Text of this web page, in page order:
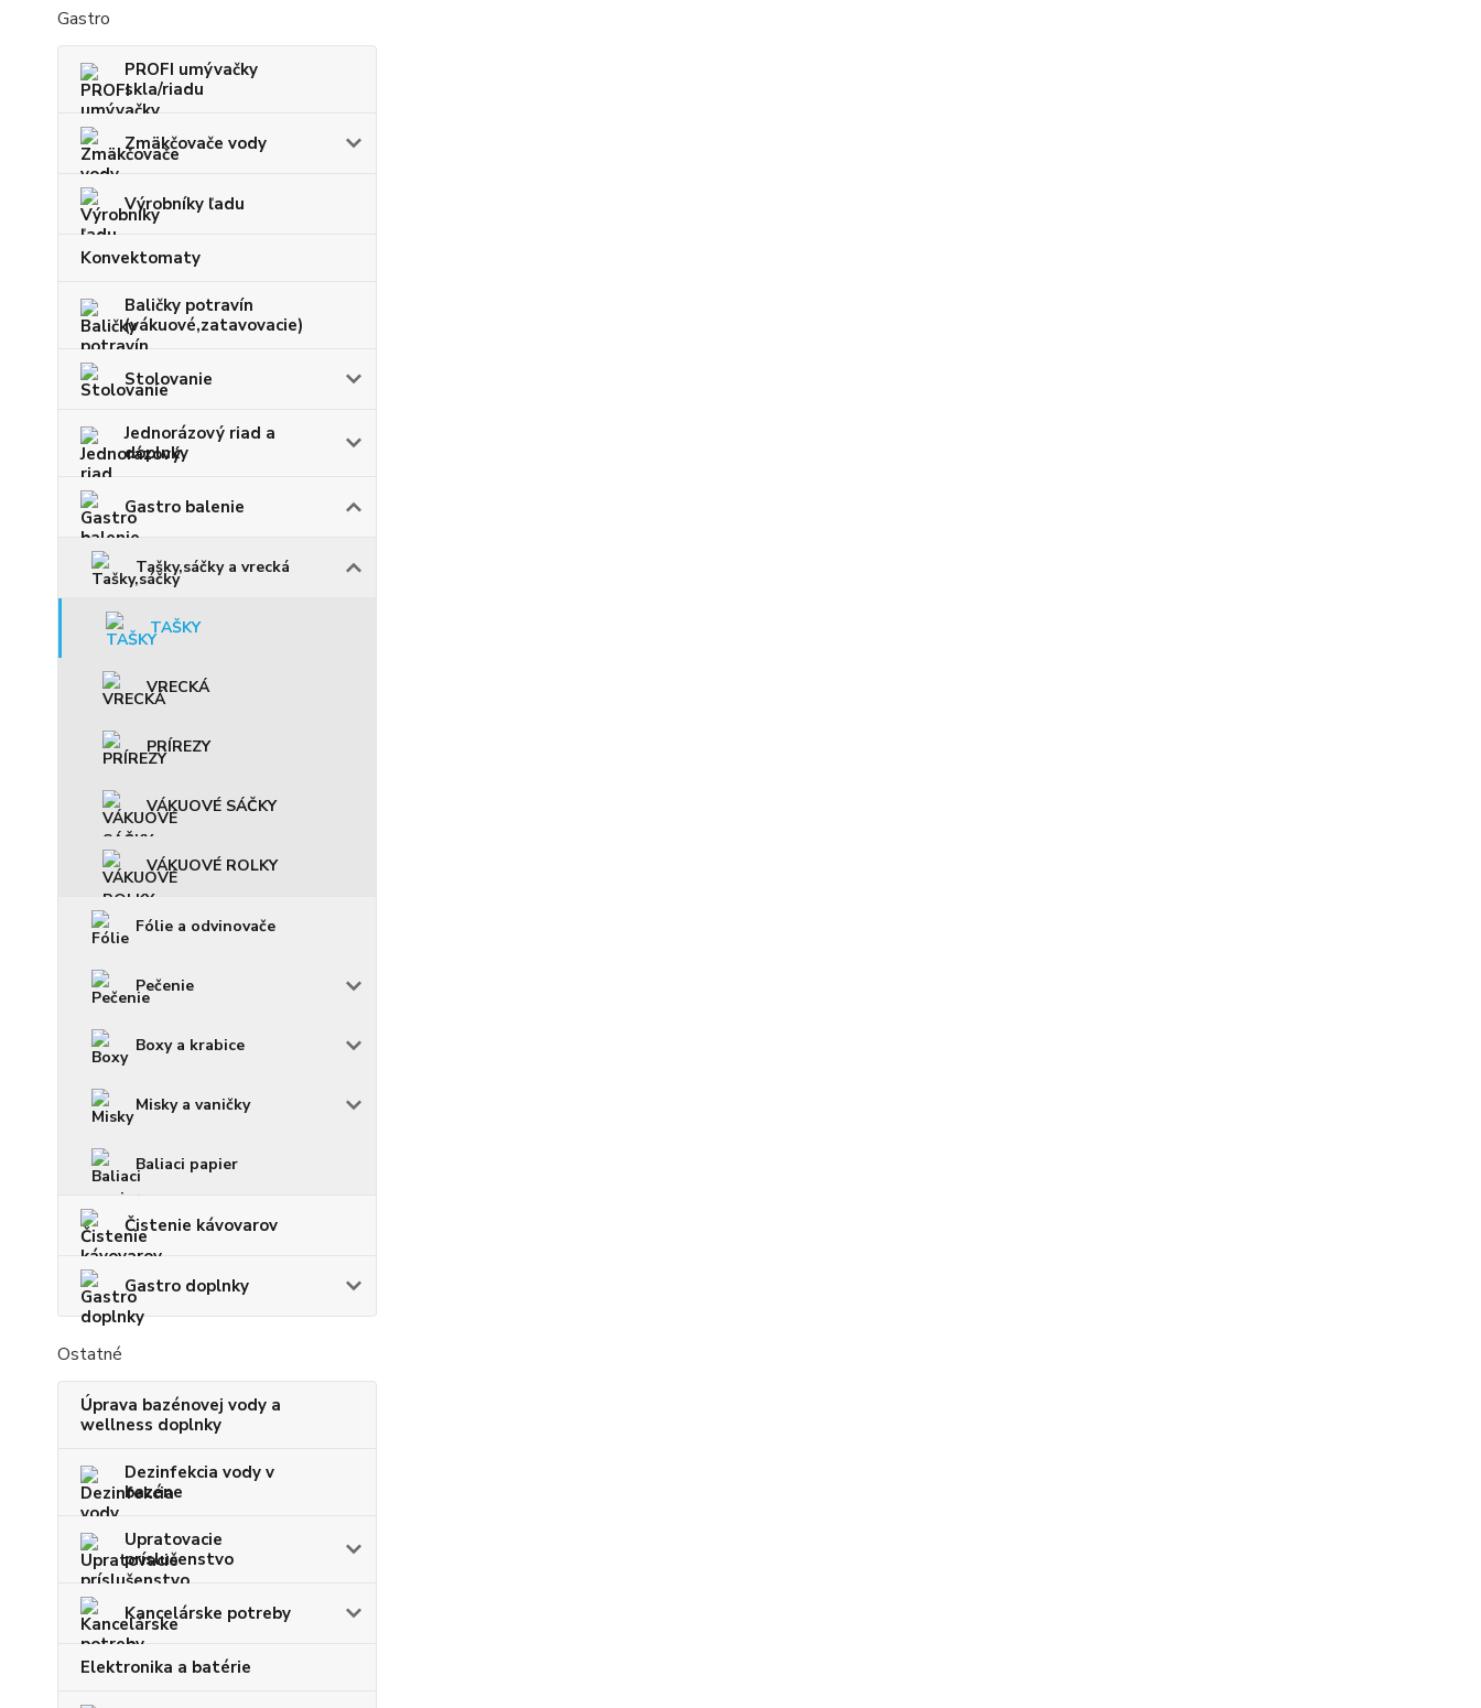
Gastro
PROFI umývačky
skla/riadu
Zmäkčovače vody
Výrobníky ľadu
Konvektomaty
Baličky potravín
(vákuové,zatavovacie)
Stolovanie
Jednorázový riad a
doplnky
Gastro balenie
Tašky,sáčky a vrecká
TAŠKY
VRECKÁ
PRÍREZY
VÁKUOVÉ SÁČKY
VÁKUOVÉ ROLKY
Fólie a odvinovače
Pečenie
Boxy a krabice
Misky a vaničky
Baliaci papier
Čistenie kávovarov
Gastro doplnky
Ostatné
Úprava bazénovej vody a
wellness doplnky
Dezinfekcia vody v
bazéne
Upratovacie
príslušenstvo
Kancelárske potreby
Elektronika a batérie